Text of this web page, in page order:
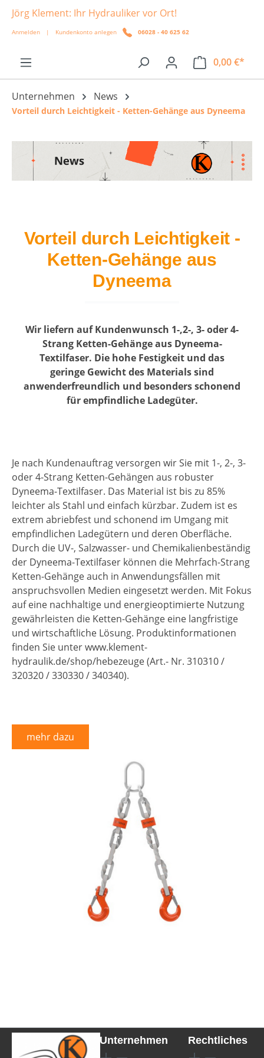
springen
Jörg Klement: Ihr Hydrauliker vor Ort!
Anmelden | Kundenkonto anlegen 06028 - 40 625 62
0,00 €*
Unternehmen News
Vorteil durch Leichtigkeit - Ketten-Gehänge aus Dyneema
Vorteil durch Leichtigkeit -
Ketten-Gehänge aus
Dyneema
Wir liefern auf Kundenwunsch 1-,2-, 3- oder 4-
Strang Ketten-Gehänge aus Dyneema-
Textilfaser. Die hohe Festigkeit und das
geringe Gewicht des Materials sind
anwenderfreundlich und besonders schonend
für empfindliche Ladegüter.
Je nach Kundenauftrag versorgen wir Sie mit 1-, 2-, 3-
oder 4-Strang Ketten-Gehängen aus robuster
Dyneema-Textilfaser. Das Material ist bis zu 85%
leichter als Stahl und einfach kürzbar. Zudem ist es
extrem abriebfest und schonend im Umgang mit
empfindlichen Ladegütern und deren Oberfläche.
Durch die UV-, Salzwasser- und Chemikalienbeständig
der Dyneema-Textilfaser können die Mehrfach-Strang
Ketten-Gehänge auch in Anwendungsfällen mit
anspruchsvollen Medien eingesetzt werden. Mit Fokus
auf eine nachhaltige und energieoptimierte Nutzung
gewährleisten die Ketten-Gehänge eine langfristige
und wirtschaftliche Lösung. Produktinformationen
finden Sie unter www.klement-
hydraulik.de/shop/hebezeuge (Art.- Nr. 310310 /
320320 / 330330 / 340340).
mehr dazu
Unternehmen Rechtliches